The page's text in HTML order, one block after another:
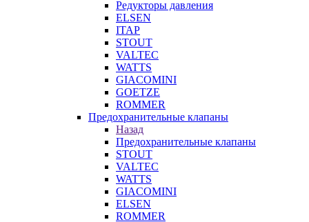
Редукторы давления
ELSEN
ITAP
STOUT
VALTEC
WATTS
GIACOMINI
GOETZE
ROMMER
Предохранительные клапаны
Назад
Предохранительные клапаны
STOUT
VALTEC
WATTS
GIACOMINI
ELSEN
ROMMER